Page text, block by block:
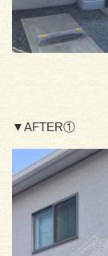
▼AFTER①